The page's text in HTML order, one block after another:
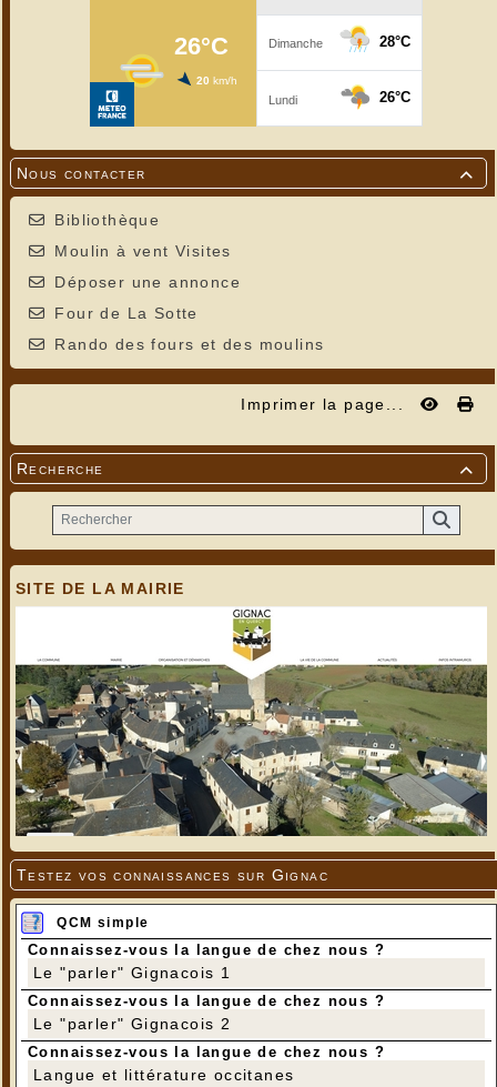

Nous contacter
Bibliothèque
Moulin à vent Visites
Déposer une annonce
Four de La Sotte
Rando des fours et des moulins
Imprimer la page...

Recherche
SITE DE LA MAIRIE
Testez vos connaissances sur Gignac
QCM simple
Connaissez-vous la langue de chez nous ?
Le "parler" Gignacois 1
Connaissez-vous la langue de chez nous ?
Le "parler" Gignacois 2
Connaissez-vous la langue de chez nous ?
Langue et littérature occitanes